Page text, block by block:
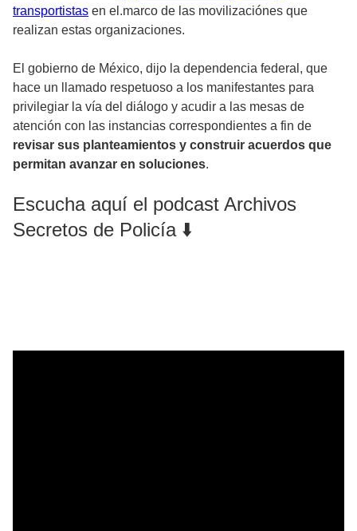
transportistas en el.marco de las movilizaciónes que
realizan estas organizaciones.
El gobierno de México, dijo la dependencia federal, que
hace un llamado respetuoso a los manifestantes para
privilegiar la vía del diálogo y acudir a las mesas de
atención con las instancias correspondientes a fin de
revisar sus planteamientos y construir acuerdos que
permitan avanzar en soluciones.
Escucha aquí el podcast Archivos
Secretos de Policía ⬇️